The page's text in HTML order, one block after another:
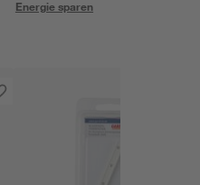
Energie sparen